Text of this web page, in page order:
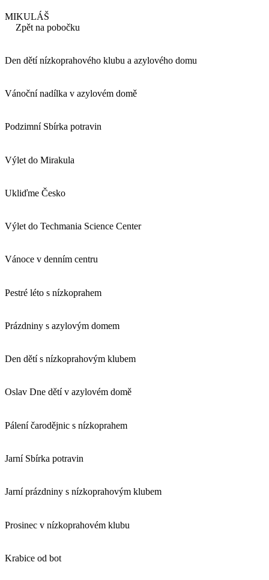
MIKULÁŠ
Zpět na pobočku
Den dětí nízkoprahového klubu a azylového domu
Vánoční nadílka v azylovém domě
Podzimní Sbírka potravin
Výlet do Mirakula
Ukliďme Česko
Výlet do Techmania Science Center
Vánoce v denním centru
Pestré léto s nízkoprahem
Prázdniny s azylovým domem
Den dětí s nízkoprahovým klubem
Oslav Dne dětí v azylovém domě
Pálení čarodějnic s nízkoprahem
Jarní Sbírka potravin
Jarní prázdniny s nízkoprahovým klubem
Prosinec v nízkoprahovém klubu
Krabice od bot